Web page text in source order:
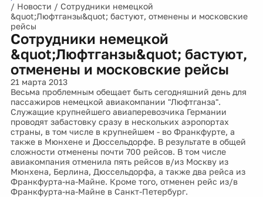
/ Новости / Сотрудники немецкой
&quot;Люфтганзы&quot; бастуют, отменены и московские
рейсы
Сотрудники немецкой
&quot;Люфтганзы&quot; бастуют,
отменены и московские рейсы
21 марта 2013
Весьма проблемным обещает быть сегодняшний день для
пассажиров немецкой авиакомпании "Люфтганза".
Служащие крупнейшего авиаперевозчика Германии
проводят забастовку сразу в нескольких аэропортах
страны, в том числе в крупнейшем - во Франкфурте, а
также в Мюнхене и Дюссельдорфе. В результате в общей
сложности отменены почти 700 рейсов. В том числе
авиакомпания отменила пять рейсов в/из Москву из
Мюнхена, Берлина, Дюссельдорфа, а также два рейса из
Франкфурта-на-Майне. Кроме того, отменен рейс из/в
Франкфурта-на-Майне в Санкт-Петербург.